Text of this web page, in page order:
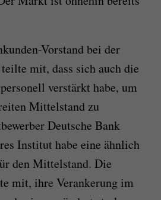
Vorstand bei der
mit, dass sich auch die
verstärkt habe, um
Mittelstand zu
Deutsche Bank
Institut habe eine ähnlich
den Mittelstand. Die
mit, ihre Verankerung im